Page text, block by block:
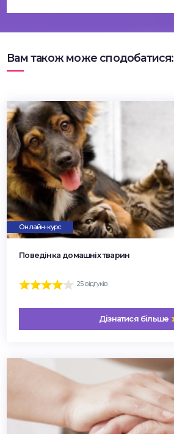
Вам також може сподобатися:
Онлайн-курс
Поведінка домашніх тварин
25 відгуків
Дізнатися більше